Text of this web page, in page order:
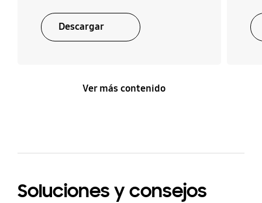
Descargar
Ver más contenido
Soluciones y consejos